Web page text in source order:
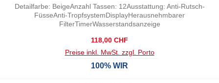
Detailfarbe: BeigeAnzahl Tassen: 12Ausstattung: Anti-Rutsch-
FüsseAnti-TropfsystemDisplayHerausnehmbarer
FilterTimerWasserstandsanzeige
Regulärer Preis:
118,00 CHF
Preise inkl. MwSt. zzgl. Porto
100% WIR